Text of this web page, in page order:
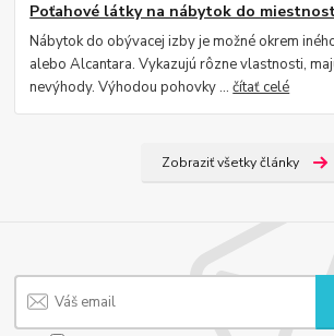
Poťahové látky na nábytok do
Nábytok do obývacej izby je možné okrem
alebo Alcantara. Vykazujú rôzne vlastnosti,
nevýhody. Výhodou pohovky ...čítať celé
Zobraziť všetky články